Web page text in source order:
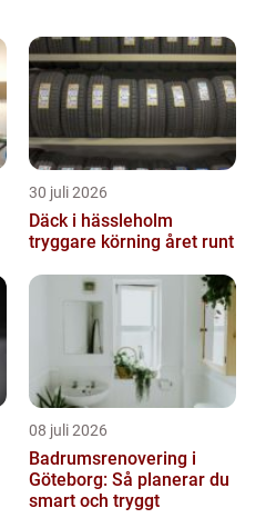
30 juli 2026
Däck i hässleholm
tryggare körning året runt
08 juli 2026
Badrumsrenovering i
Göteborg: Så planerar du
smart och tryggt